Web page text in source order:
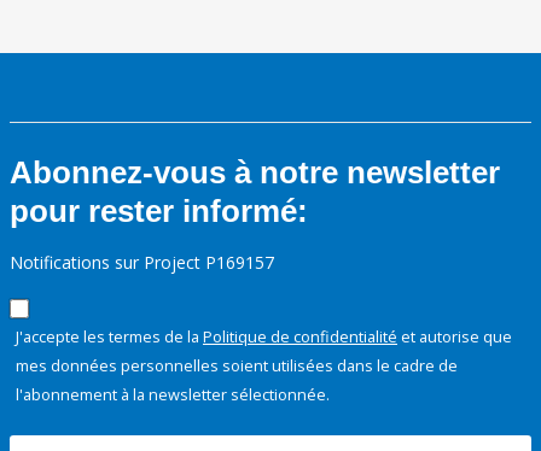
Abonnez-vous à notre newsletter
pour rester informé:
Notifications sur Project P169157
J'accepte les termes de la Politique de confidentialité et autorise que
mes données personnelles soient utilisées dans le cadre de
l'abonnement à la newsletter sélectionnée.